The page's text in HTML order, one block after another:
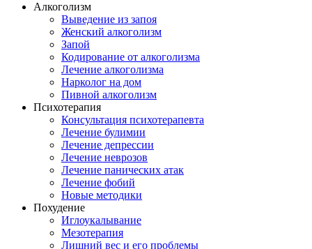
Алкоголизм
Выведение из запоя
Женский алкоголизм
Запой
Кодирование от алкоголизма
Лечение алкоголизма
Нарколог на дом
Пивной алкоголизм
Психотерапия
Консультация психотерапевта
Лечение булимии
Лечение депрессии
Лечение неврозов
Лечение панических атак
Лечение фобий
Новые методики
Похудение
Иглоукалывание
Мезотерапия
Лишний вес и его проблемы